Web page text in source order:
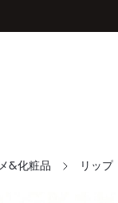
&化粧品 リップ